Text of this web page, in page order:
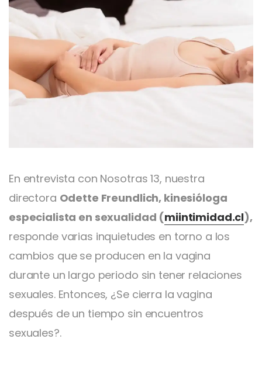
En entrevista con Nosotras 13, nuestra
directora Odette Freundlich, kinesióloga
especialista en sexualidad (miintimidad.cl),
responde varias inquietudes en torno a los
cambios que se producen en la vagina
durante un largo periodo sin tener relaciones
sexuales. Entonces, ¿Se cierra la vagina
después de un tiempo sin encuentros
sexuales?.